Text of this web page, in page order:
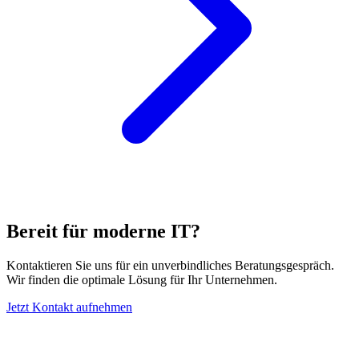
Bereit für moderne IT?
Kontaktieren Sie uns für ein unverbindliches Beratungsgespräch.
Wir finden die optimale Lösung für Ihr Unternehmen.
Jetzt Kontakt aufnehmen